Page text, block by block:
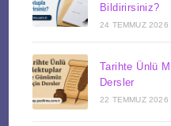
Bildirirsiniz?
24 TEMMUZ 2026
Tarihte Ünlü
Dersler
22 TEMMUZ 2026